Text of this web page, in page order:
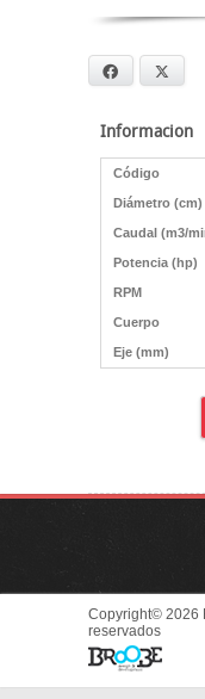
Facebook
Informacion
Código
Diámetro (cm)
Caudal (m3/
Potencia (hp)
RPM
Cuerpo
Eje (mm)
Copyright© 2026
reservados